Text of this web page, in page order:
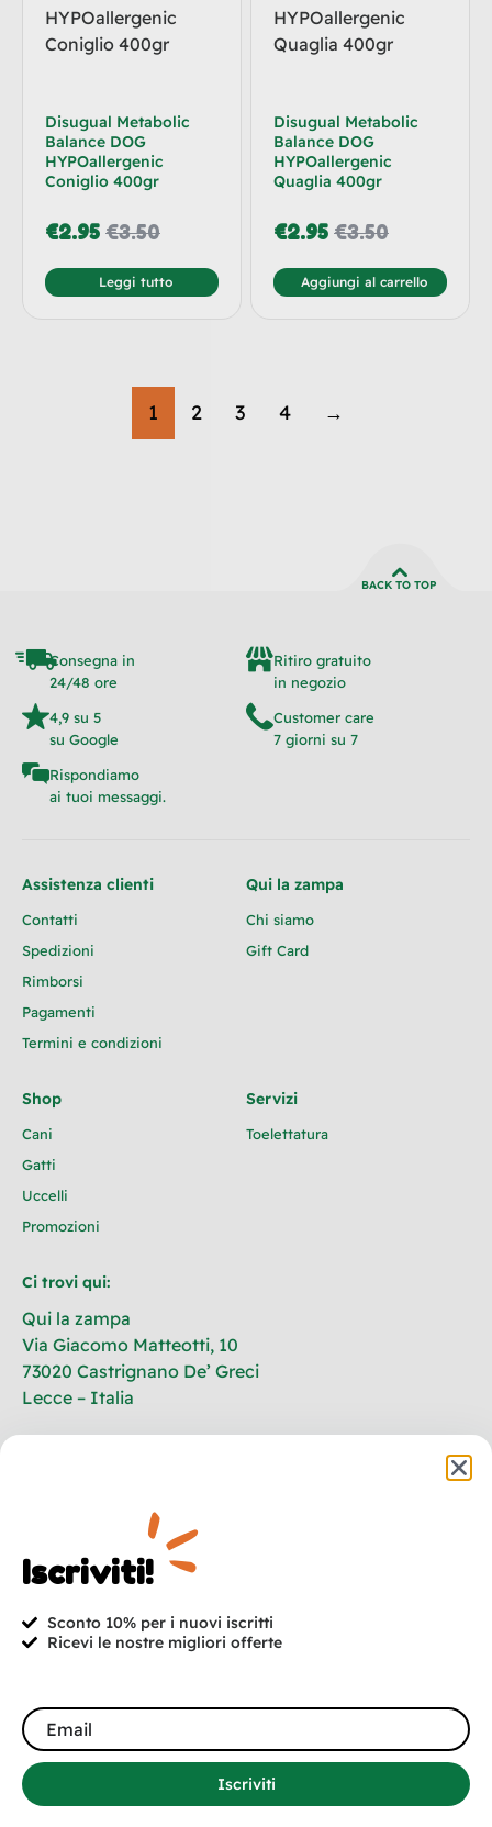
Disugual Metabolic
Balance DOG
HYPOallergenic
Coniglio 400gr
€3.50
€2.95
Leggi tutto
Disugual Metabolic
Balance DOG
HYPOallergenic
Quaglia 400gr
€3.50
€2.95
Aggiungi al carrello
1 2 3 4 →
BACK TO TOP
Consegna in
24/48 ore
Ritiro gratuito
in negozio
4,9 su 5
su Google
Customer care
7 giorni su 7
Rispondiamo
ai tuoi messaggi.
Assistenza clienti
Contatti
Spedizioni
Rimborsi
Pagamenti
Termini e condizioni
Qui la zampa
Chi siamo
Gift Card
Shop
Cani
Gatti
Uccelli
Promozioni
Servizi
Toelettatura
Ci trovi qui:
Qui la zampa
Via Giacomo Matteotti, 10
73020 Castrignano De’ Greci
Lecce – Italia
+39 320 702 1196
P.IVA: 04792500755
Iscriviti! 10% di sconto per i nuovi iscritti!
Iscriviti
Iscriviti!
Sconto 10% per i nuovi iscritti
Ricevi le nostre migliori offerte
Iscriviti